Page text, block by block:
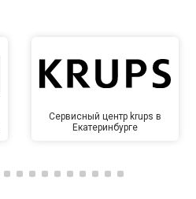
Сервисный центр krups в
Екатеринбурге